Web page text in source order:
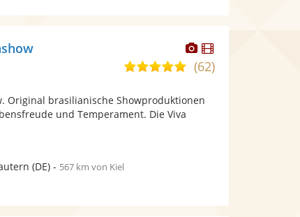
Dieser
Künstler
stellt
bereit.
Dieser
Künstler
5,0
5
(62)
Original brasilianische Showproduktionen
und Temperament. Die Viva
(DE)- 567 km von Kiel